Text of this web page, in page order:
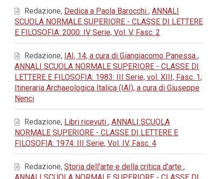
Redazione, Dedica a Paola Barocchi , ANNALI
SCUOLA NORMALE SUPERIORE - CLASSE DI LETTERE
E FILOSOFIA: 2000: IV Serie, Vol. V, Fasc. 2
Redazione, IAI, 14, a cura di Giangiacomo Panessa ,
ANNALI SCUOLA NORMALE SUPERIORE - CLASSE DI
LETTERE E FILOSOFIA: 1983: III Serie, vol. XIII, Fasc. 1,
Itineraria Archaeologica Italica (IAI), a cura di Giuseppe
Nenci
Redazione, Libri ricevuti , ANNALI SCUOLA
NORMALE SUPERIORE - CLASSE DI LETTERE E
FILOSOFIA: 1974: III Serie, Vol. IV, Fasc. 4
Redazione, Storia dell'arte e della critica d'arte ,